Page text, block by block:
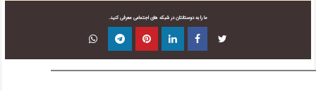
ما را به دوستانتان در شبکه های اجتماعی معرفی کنید.